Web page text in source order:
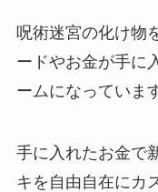
呪術迷宮の化け物
ードやお金が手に
ームになっていま
手に入れたお金で
キを自由自在にカ